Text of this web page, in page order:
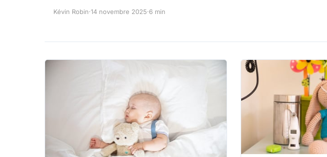
Kévin Robin·14 novembre 2025·6 min